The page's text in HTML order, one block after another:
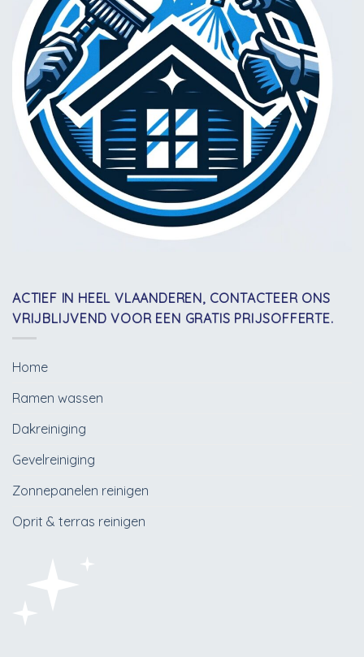
ACTIEF IN HEEL VLAANDEREN, CONTACTEER ONS
VRIJBLIJVEND VOOR EEN GRATIS PRIJSOFFERTE.
Home
Ramen wassen
Dakreiniging
Gevelreiniging
Zonnepanelen reinigen
Oprit & terras reinigen